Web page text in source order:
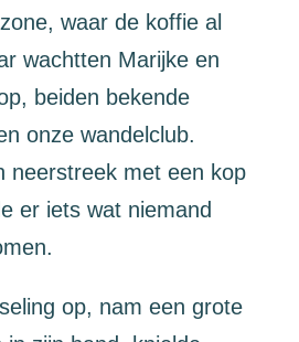
waar de koffie al
wachtten Marijke en
beiden bekende
onze wandelclub.
neerstreek met een kop
er iets wat niemand
op, nam een grote